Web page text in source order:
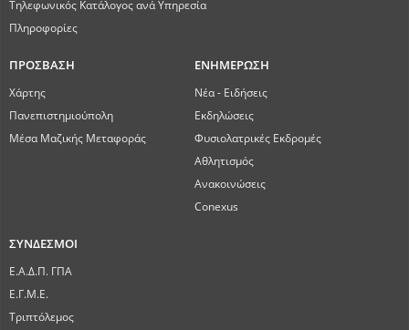
Τηλεφωνικός Κατάλογος ανά Υπηρεσία
Πληροφορίες
ΠΡΟΣΒΑΣΗ
Χάρτης
Πανεπιστημιούπολη
Μέσα Μαζικής Μεταφοράς
ΕΝΗΜΕΡΩΣΗ
Νέα - Ειδήσεις
Εκδηλώσεις
Φυσιολατρικές Εκδρομές
Αθλητισμός
Ανακοινώσεις
Conexus
ΣΥΝΔΕΣΜΟΙ
Ε.Α.Δ.Π. ΓΠΑ
Ε.Γ.Μ.Ε.
Τριπτόλεμος